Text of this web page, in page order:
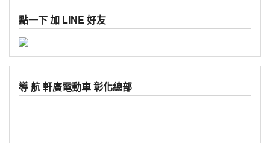
點一下 加 LINE 好友
導 航 軒廣電動車 彰化總部